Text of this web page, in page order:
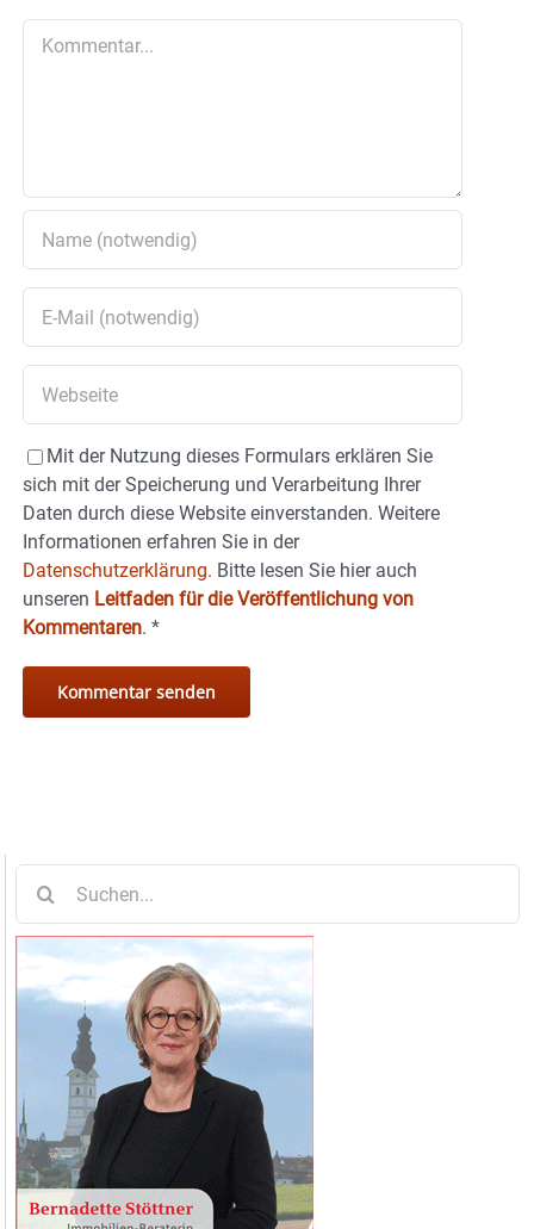
Mit der Nutzung dieses Formulars erklären Sie
sich mit der Speicherung und Verarbeitung Ihrer
Daten durch diese Website einverstanden. Weitere
Informationen erfahren Sie in der
Datenschutzerklärung. Bitte lesen Sie hier auch
unseren Leitfaden für die Veröffentlichung von
Kommentaren. *
nach: